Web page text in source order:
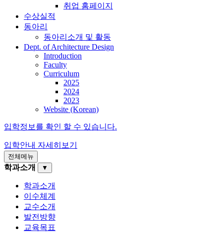
취업 홈페이지
수상실적
동아리
동아리소개 및 활동
Dept. of Architecture Design
Introduction
Faculty
Curriculum
2025
2024
2023
Website (Korean)
입학정보를 확인 할 수 있습니다.
입학안내 자세히보기
전체메뉴
학과소개 ▼
학과소개
이수체계
교수소개
발전방향
교육목표